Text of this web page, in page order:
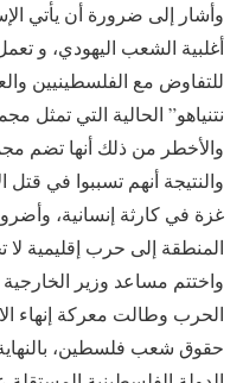
وأشار إلى ضرورة أن يأتي
أغلبية الشعب اليهودي، و
للتفاوض مع الفلسطينيين
نتنياهو” الحالية التي تمثل
والأخطر من ذلك أنها تضم
والنتيجة أنهم تسببوا في قتل
غزة في كارثة إنسانية،
المنطقة إلى حرب إقليمية لا
واختتم مساعد وزير
الحرب وطالت معركة إنهاء
حقوق شعب فلسطين،